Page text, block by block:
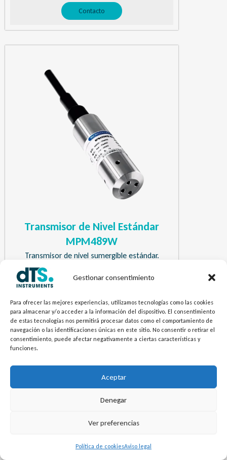
Gestionar consentimiento
Para ofrecer las mejores experiencias, utilizamos tecnologías como las cookies
para almacenar y/o acceder a la información del dispositivo. El consentimiento
de estas tecnologías nos permitirá procesar datos como el comportamiento de
navegación o las identificaciones únicas en este sitio. No consentir o retirar el
consentimiento, puede afectar negativamente a ciertas características y
funciones.
Aceptar
Denegar
Ver preferencias
Política de cookiesAviso legal
Contacto
Transmisor de Nivel Estándar
MPM489W
Transmisor de nivel sumergible estándar.
pregunta.
Contacto